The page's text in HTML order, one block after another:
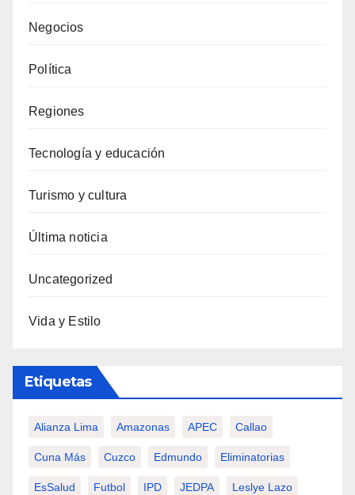
Negocios
Política
Regiones
Tecnología y educación
Turismo y cultura
Última noticia
Uncategorized
Vida y Estilo
Etiquetas
Alianza Lima Amazonas APEC Callao
Cuna Más Cuzco Edmundo Eliminatorias
EsSalud Futbol IPD JEDPA Leslye Lazo